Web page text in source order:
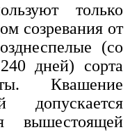
только
созревания от
(со
дней) сорта
Квашение
допускается
вышестоящей